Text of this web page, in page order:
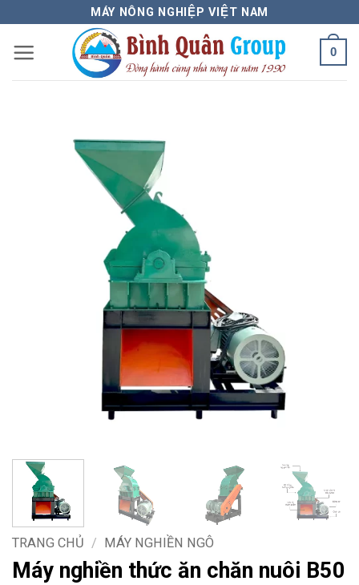
nội
dung
MÁY NÔNG NGHIỆP VIỆT NAM
0
TRANG CHỦ / MÁY NGHIỀN NGÔ
Máy nghiền thức ăn chăn nuôi B50